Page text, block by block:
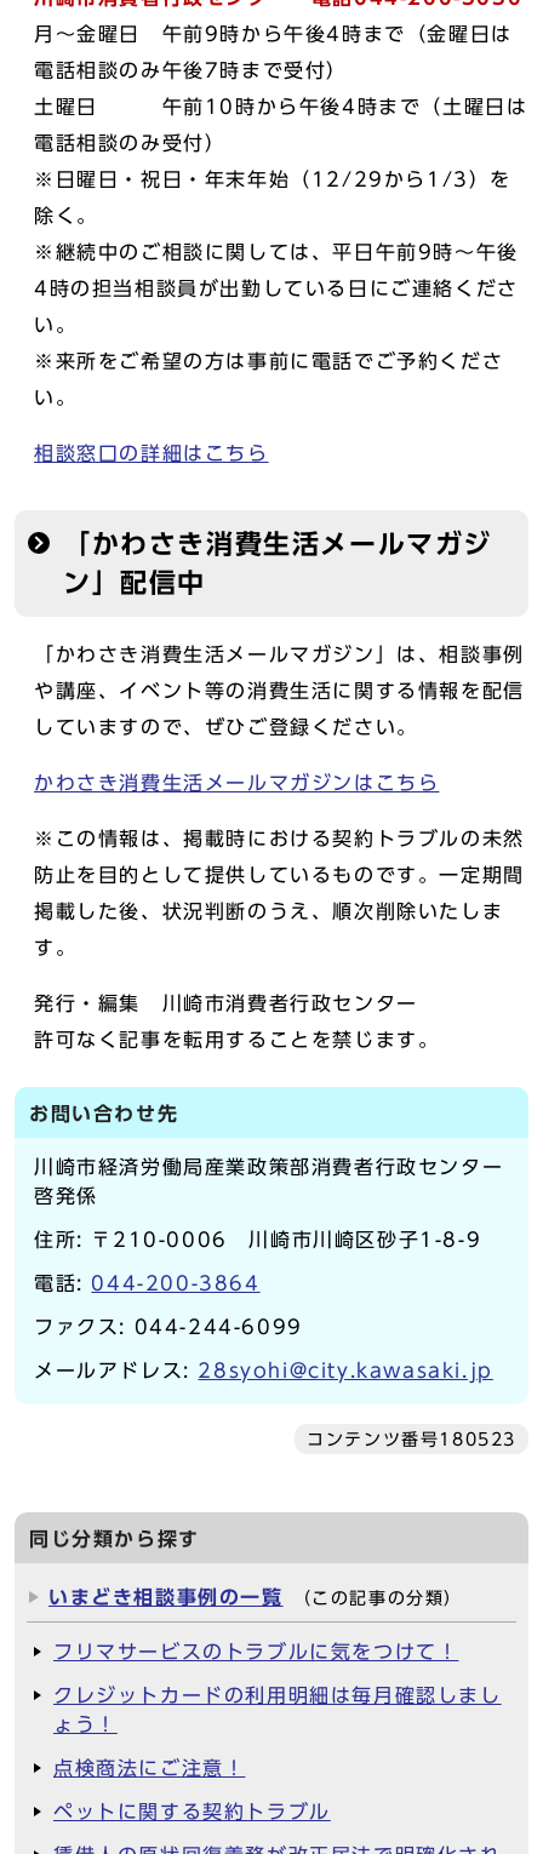
月～金曜日 午前9時から午後4時まで（金曜日は
電話相談のみ午後7時まで受付）
土曜日 午前10時から午後4時まで（土曜日は
電話相談のみ受付）
※日曜日・祝日・年末年始（12/29から1/3）を
除く。
※継続中のご相談に関しては、平日午前9時～午後
4時の担当相談員が出勤している日にご連絡くださ
い。
※来所をご希望の方は事前に電話でご予約くださ
い。
相談窓口の詳細はこちら
「かわさき消費生活メールマガジ
ン」配信中
「かわさき消費生活メールマガジン」は、相談事例
や講座、イベント等の消費生活に関する情報を配信
していますので、ぜひご登録ください。
かわさき消費生活メールマガジンはこちら
※この情報は、掲載時における契約トラブルの未然
防止を目的として提供しているものです。一定期間
掲載した後、状況判断のうえ、順次削除いたしま
す。
発行・編集 川崎市消費者行政センター
許可なく記事を転用することを禁じます。
お問い合わせ先
川崎市経済労働局産業政策部消費者行政センター
啓発係
住所: 〒210-0006 川崎市川崎区砂子1-8-9
電話: 044-200-3864
ファクス: 044-244-6099
メールアドレス: 28syohi@city.kawasaki.jp
コンテンツ番号180523
同じ分類から探す
いまどき相談事例の一覧 （この記事の分類）
フリマサービスのトラブルに気をつけて！
クレジットカードの利用明細は毎月確認しまし
ょう！
点検商法にご注意！
ペットに関する契約トラブル